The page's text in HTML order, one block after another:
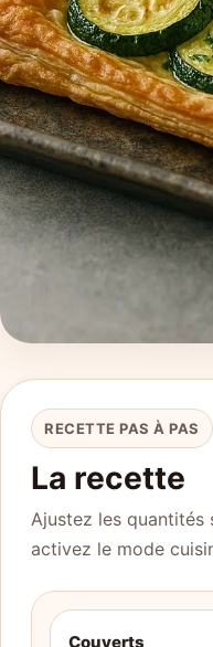
RECETTE PAS À PAS
La recette
Ajustez les
activez le mode
Couverts